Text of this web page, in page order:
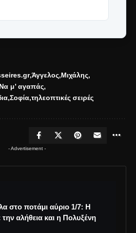
Άγγελος Μιχάλης
Να μ’ αγαπάς
Σοφία τηλεοπτικές σειρές
- Advertisement -
στο ποτάμι αύριο 1/7: Η
την αλήθεια και η Πολυξένη